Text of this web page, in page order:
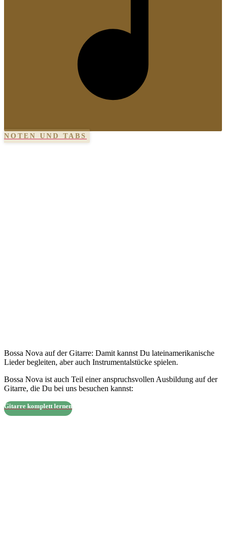
NOTEN UND TABS
Bossa Nova auf der Gitarre: Damit kannst Du lateinamerikanische
Lieder begleiten, aber auch Instrumentalstücke spielen.
Bossa Nova ist auch Teil einer anspruchsvollen Ausbildung auf der
Gitarre, die Du bei uns besuchen kannst:
Gitarre komplett lernen